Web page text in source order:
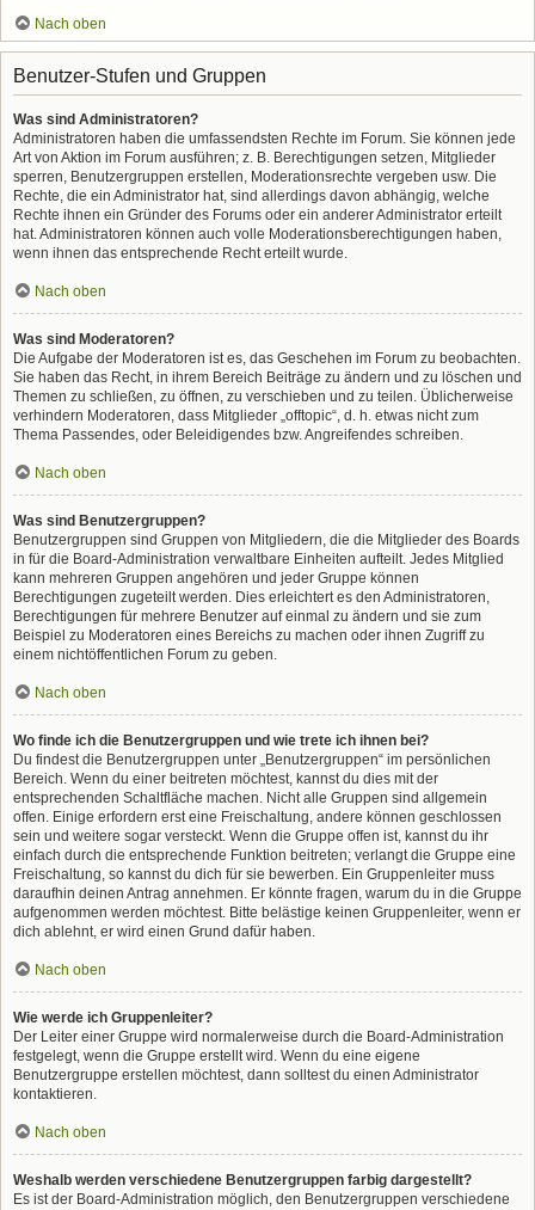
Nach oben
Benutzer-Stufen und Gruppen
Was sind Administratoren?
Administratoren haben die umfassendsten Rechte im Forum. Sie können jede
Art von Aktion im Forum ausführen; z. B. Berechtigungen setzen, Mitglieder
sperren, Benutzergruppen erstellen, Moderationsrechte vergeben usw. Die
Rechte, die ein Administrator hat, sind allerdings davon abhängig, welche
Rechte ihnen ein Gründer des Forums oder ein anderer Administrator erteilt
hat. Administratoren können auch volle Moderationsberechtigungen haben,
wenn ihnen das entsprechende Recht erteilt wurde.
Nach oben
Was sind Moderatoren?
Die Aufgabe der Moderatoren ist es, das Geschehen im Forum zu beobachten.
Sie haben das Recht, in ihrem Bereich Beiträge zu ändern und zu löschen und
Themen zu schließen, zu öffnen, zu verschieben und zu teilen. Üblicherweise
verhindern Moderatoren, dass Mitglieder „offtopic“, d. h. etwas nicht zum
Thema Passendes, oder Beleidigendes bzw. Angreifendes schreiben.
Nach oben
Was sind Benutzergruppen?
Benutzergruppen sind Gruppen von Mitgliedern, die die Mitglieder des Boards
in für die Board-Administration verwaltbare Einheiten aufteilt. Jedes Mitglied
kann mehreren Gruppen angehören und jeder Gruppe können
Berechtigungen zugeteilt werden. Dies erleichtert es den Administratoren,
Berechtigungen für mehrere Benutzer auf einmal zu ändern und sie zum
Beispiel zu Moderatoren eines Bereichs zu machen oder ihnen Zugriff zu
einem nichtöffentlichen Forum zu geben.
Nach oben
Wo finde ich die Benutzergruppen und wie trete ich ihnen bei?
Du findest die Benutzergruppen unter „Benutzergruppen“ im persönlichen
Bereich. Wenn du einer beitreten möchtest, kannst du dies mit der
entsprechenden Schaltfläche machen. Nicht alle Gruppen sind allgemein
offen. Einige erfordern erst eine Freischaltung, andere können geschlossen
sein und weitere sogar versteckt. Wenn die Gruppe offen ist, kannst du ihr
einfach durch die entsprechende Funktion beitreten; verlangt die Gruppe eine
Freischaltung, so kannst du dich für sie bewerben. Ein Gruppenleiter muss
daraufhin deinen Antrag annehmen. Er könnte fragen, warum du in die Gruppe
aufgenommen werden möchtest. Bitte belästige keinen Gruppenleiter, wenn er
dich ablehnt, er wird einen Grund dafür haben.
Nach oben
Wie werde ich Gruppenleiter?
Der Leiter einer Gruppe wird normalerweise durch die Board-Administration
festgelegt, wenn die Gruppe erstellt wird. Wenn du eine eigene
Benutzergruppe erstellen möchtest, dann solltest du einen Administrator
kontaktieren.
Nach oben
Weshalb werden verschiedene Benutzergruppen farbig dargestellt?
Es ist der Board-Administration möglich, den Benutzergruppen verschiedene